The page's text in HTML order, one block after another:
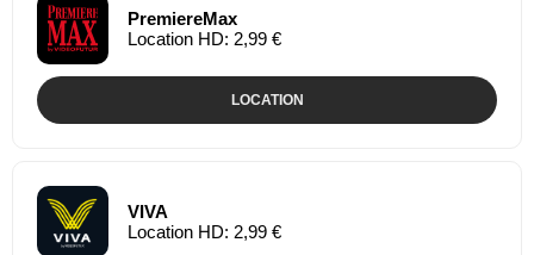
PremiereMax
Location HD: 2,99 €
LOCATION
VIVA
Location HD: 2,99 €